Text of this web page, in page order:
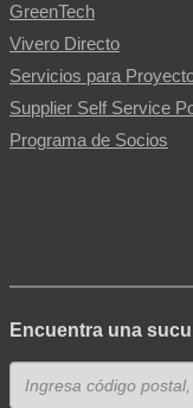
GreenTech
Vivero Directo
Servicios para
Supplier Self Service
Programa de Socios
Encuentra una